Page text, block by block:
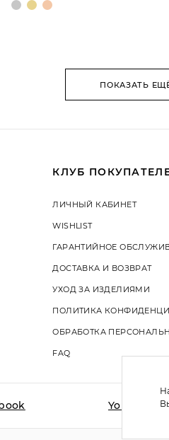
ПОКАЗАТЬ
КЛУБ
ЛИЧНЫЙ КАБИНЕТ
WISHLIST
ГАРАНТИЙНОЕ
ДОСТАВКА И ВОЗВРАТ
УХОД ЗА ИЗДЕЛИЯМИ
ПОЛИТИКА
ОБРАБОТКА
FAQ
YouTube